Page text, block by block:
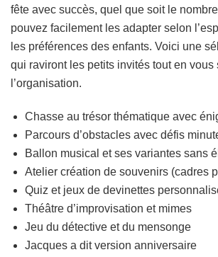
fête avec succès, quel que soit le
pouvez facilement les adapter selon
les préférences des enfants. Voici une
qui raviront les petits invités tout en vous
l’organisation.
Chasse au trésor thématique avec
Parcours d’obstacles avec défis
Ballon musical et ses variantes sans
Atelier création de souvenirs (cadres
Quiz et jeux de devinettes
Théâtre d’improvisation et mimes
Jeu du détective et du mensonge
Jacques a dit version anniversaire